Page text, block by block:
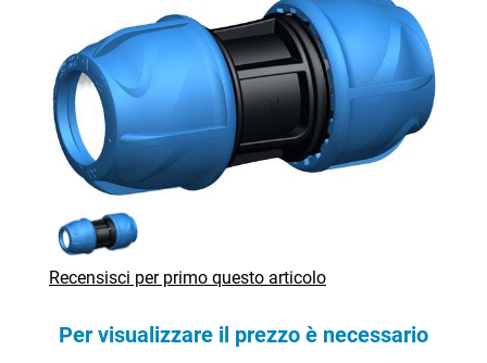
Recensisci per primo questo articolo
Per visualizzare il prezzo è necessario